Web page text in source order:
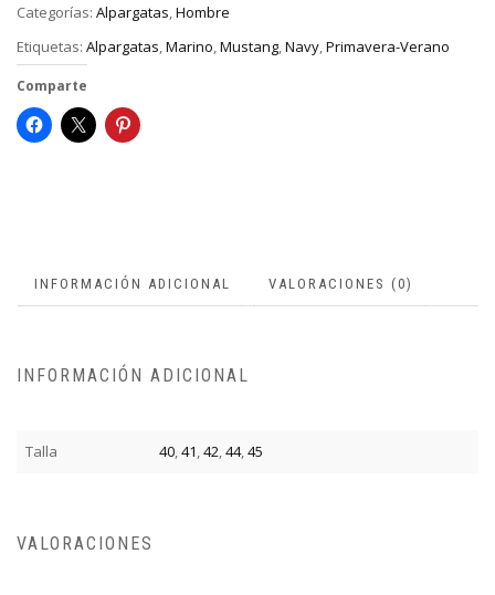
Categorías: Alpargatas,Hombre
Etiquetas: Alpargatas,Marino,Mustang,Navy,Primavera-Verano
Comparte
INFORMACIÓN ADICIONAL VALORACIONES (0)
INFORMACIÓN ADICIONAL
Talla 40,41,42,44,45
VALORACIONES